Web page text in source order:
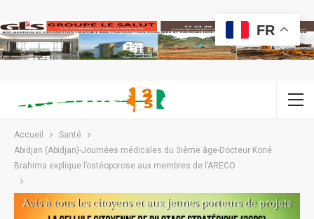
Accueil
Santé
Abidjan (Abidjan)-Journées médicales du 3ième âge-Docteur Koné
Brahima explique l’ostéoporose aux membres de l’ARECO
FR